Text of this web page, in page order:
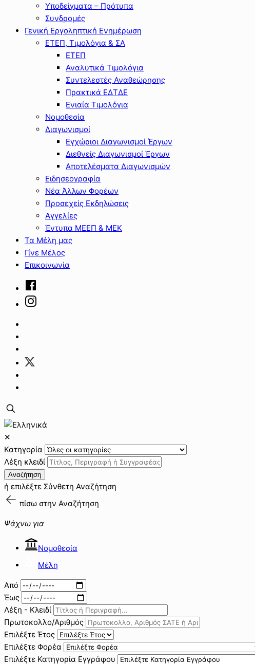
Υποδείγματα – Πρότυπα
Συνδρομές
Γενική Εργοληπτική Ενημέρωση
ΕΤΕΠ, Τιμολόγια & ΣΑ
ΕΤΕΠ
Αναλυτικά Τιμολόγια
Συντελεστές Αναθεώρησης
Πρακτικά ΕΔΤΔΕ
Ενιαία Τιμολόγια
Νομοθεσία
Διαγωνισμοί
Εγχώριοι Διαγωνισμοί Έργων
Διεθνείς Διαγωνισμοί Έργων
Αποτελέσματα Διαγωνισμών
Ειδησεογραφία
Νέα Άλλων Φορέων
Προσεχείς Εκδηλώσεις
Αγγελίες
Έντυπα ΜΕΕΠ & ΜΕΚ
Τα Μέλη μας
Γίνε Μέλος
Επικοινωνία
✕
Κατηγορία
Λέξη κλειδί
Αναζήτηση
ή επιλέξτε Σύνθετη Αναζήτηση
πίσω στην Αναζήτηση
Ψάχνω για
Νομοθεσία
Μέλη
Από
Έως
Λέξη - Κλειδί
Πρωτοκολλο/Αριθμός
Επιλέξτε Έτος
Επιλέξτε Φορέα
Επιλέξτε Κατηγορία Εγγράφου